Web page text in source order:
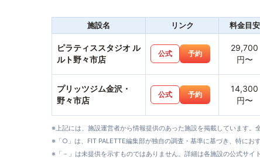
施設名 リンク 料金目安
ピラティススタジオ ル
ルト野々市店
公式 予約
29,700
円〜
プリッツジム金沢・
野々市店
公式 予約
14,300
円〜
※上記には、施設運営者から情報提供のあった施設を掲載しています。
※「○」は、FIT PALETTE編集部が独自の調査・基準に基づき、特にお
※「－」は未提供を示すものではありません。詳細は各施設の公式サイ